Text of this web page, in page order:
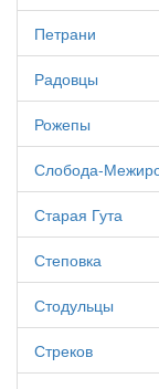
Петрани
Радовцы
Рожепы
Слобода-
Старая Гута
Степовка
Стодульцы
Стреков